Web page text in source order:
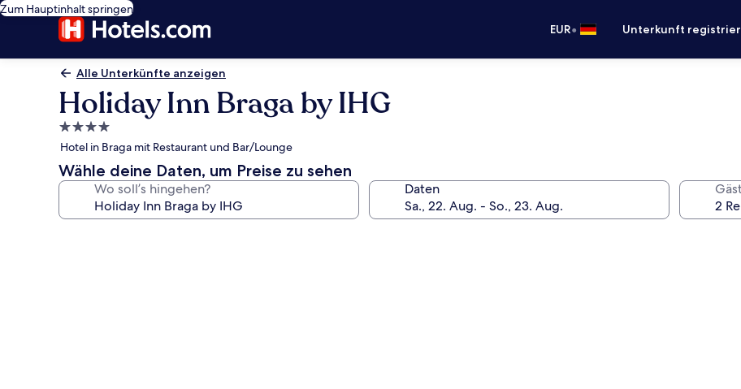
Zum Hauptinhalt springen
EUR• Unterkunft
Alle Unterkünfte anzeigen
Holiday Inn Braga by IHG
4.0-
Sterne-
Unterkunft
Hotel in Braga mit Restaurant und Bar/Lounge
Wähle deine Daten, um Preise zu sehen
Wo soll’s hingehen? Daten